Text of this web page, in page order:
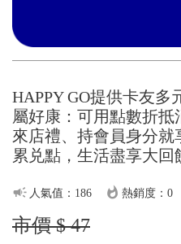
HAPPY GO提供卡友
屬好康：可用點數折
來店禮、持會員身分
累兑點，生活盡享大回
campaign 人氣值：186 whatshot 熱銷度：0
市價 $ 47